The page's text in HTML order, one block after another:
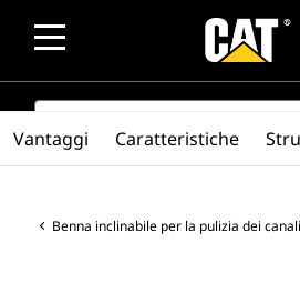
SEARCH
Benna inclinabile per la pulizia dei canali
Vantaggi Caratteristiche